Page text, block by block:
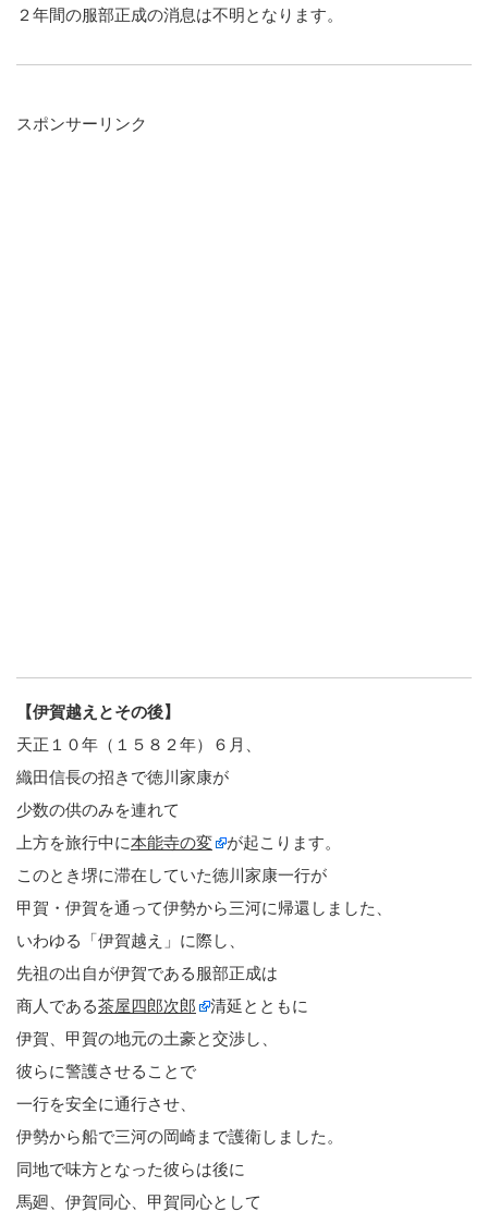
２年間の服部正成の消息は不明となります。
スポンサーリンク
【伊賀越えとその後】
天正１０年（１５８２年）６月、
織田信長の招きで徳川家康が
少数の供のみを連れて
上方を旅行中に本能寺の変
が起こります。
このとき堺に滞在していた徳川家康一行が
甲賀・伊賀を通って伊勢から三河に帰還しました、
いわゆる「伊賀越え」に際し、
先祖の出自が伊賀である服部正成は
商人である茶屋四郎次郎
清延とともに
伊賀、甲賀の地元の土豪と交渉し、
彼らに警護させることで
一行を安全に通行させ、
伊勢から船で三河の岡崎まで護衛しました。
同地で味方となった彼らは後に
馬廻、伊賀同心、甲賀同心として